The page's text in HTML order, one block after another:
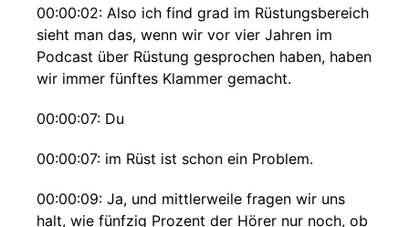
00:00:02: Also ich find grad im Rüstungsbereich
sieht man das, wenn wir vor vier Jahren im
Podcast über Rüstung gesprochen haben, haben
wir immer fünftes Klammer gemacht.
00:00:07: Du
00:00:07: im Rüst ist schon ein Problem.
00:00:09: Ja, und mittlerweile fragen wir uns
halt, wie fünfzig Prozent der Hörer nur noch, ob